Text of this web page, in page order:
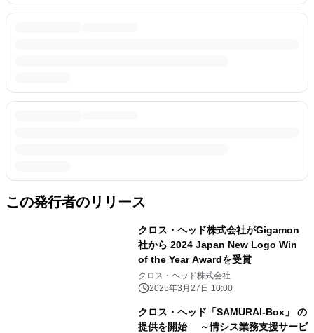
この発行者のリリース
クロス・ヘッド株式会社がGigamon
社から 2024 Japan New Logo Win
of the Year Awardを受賞
クロス・ヘッド株式会社
2025年3月27日 10:00
クロス・ヘッド「SAMURAI-Box」 の
提供を開始 ～情シス業務支援サービ